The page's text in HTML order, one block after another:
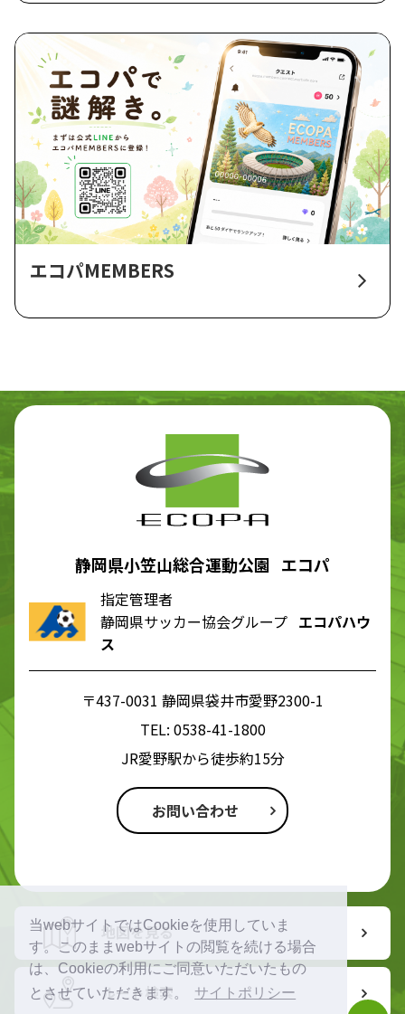
当webサイトではCookieを使用していま
す。このままwebサイトの閲覧を続ける場合
は、Cookieの利用にご同意いただいたもの
とさせていただきます。
サイトポリシー
エコパMEMBERS
静岡県小笠山総合運動公園 エコパ
指定管理者
静岡県サッカー協会グループ エコパハウ
ス
〒437-0031 静岡県袋井市愛野2300-1
TEL: 0538-41-1800
JR愛野駅から徒歩約15分
お問い合わせ
地図を見る
ルート検索